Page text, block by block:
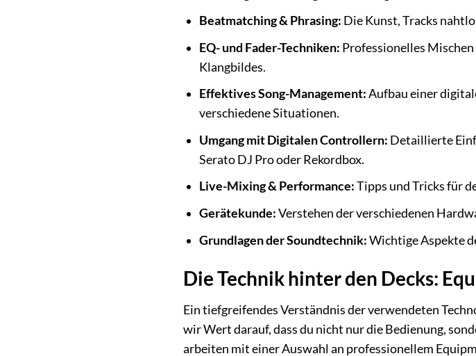
Beatmatching & Phrasing: Die Kunst, Tracks
EQ- und Fader-Techniken: Professionelles
Klangbildes.
Effektives Song-Management:Aufbau einer
verschiedene Situationen.
Umgang mit Digitalen Controllern: Detaillierte
Serato DJ Pro oder Rekordbox.
Live-Mixing & Performance:Tipps und Tricks für
Gerätekunde:Verstehen der verschiedenen
Grundlagen der Soundtechnik:Wichtige Aspekte
Die Technik hinter den Decks:
Ein tiefgreifendes Verständnis der verwendeten
wir Wert darauf, dass du nicht nur die Bedienung,
arbeiten mit einer Auswahl an professionellem